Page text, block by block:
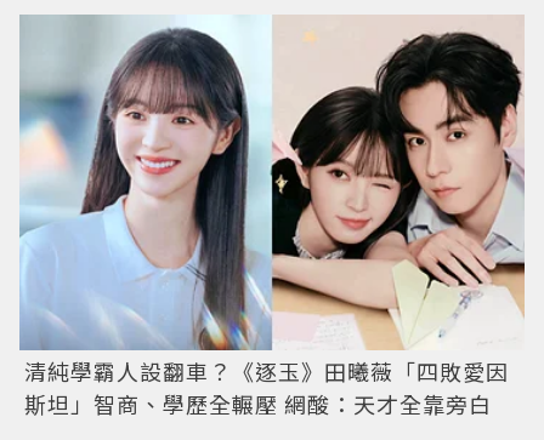
清純學霸人設翻車？《逐玉》田曦薇「四敗愛因
斯坦」智商、學歷全輾壓 網酸：天才全靠旁白